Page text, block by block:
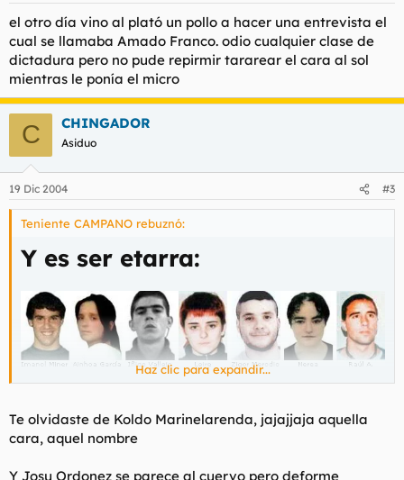
el otro día vino al plató un pollo a hacer una entrevista el
cual se llamaba Amado Franco. odio cualquier clase de
dictadura pero no pude repirmir tararear el cara al sol
mientras le ponía el micro
C CHINGADOR
Asiduo
19 Dic 2004 #3
Teniente CAMPANO rebuznó:
Y es ser etarra:
Haz clic para expandir...
Te olvidaste de Koldo Marinelarenda, jajajjaja aquella
cara, aquel nombre
Y Josu Ordonez se parece al cuervo pero deforme